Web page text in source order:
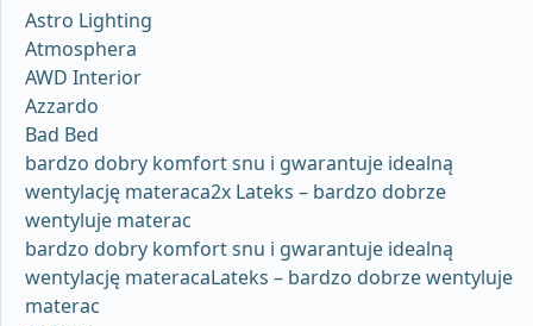
Astro Lighting
Atmosphera
AWD Interior
Azzardo
Bad Bed
bardzo dobry komfort snu i gwarantuje idealną
wentylację materaca2x Lateks – bardzo dobrze
wentyluje materac
bardzo dobry komfort snu i gwarantuje idealną
wentylację materacaLateks – bardzo dobrze wentyluje
materac